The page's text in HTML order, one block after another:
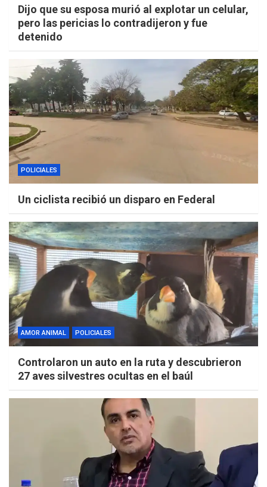
Dijo que su esposa murió al explotar un celular,
pero las pericias lo contradijeron y fue
detenido
POLICIALES
Un ciclista recibió un disparo en Federal
AMOR ANIMAL POLICIALES
Controlaron un auto en la ruta y descubrieron
27 aves silvestres ocultas en el baúl